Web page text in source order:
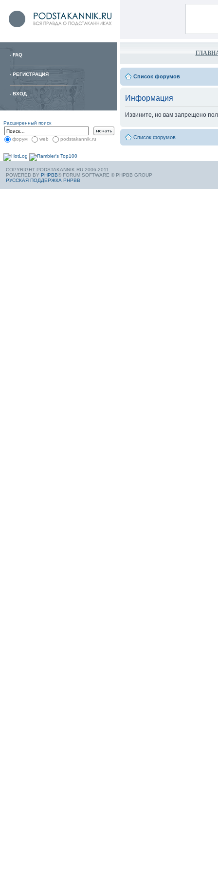
- FAQ
- РЕГИСТРАЦИЯ
- ВХОД
Расширенный поиск
форум web podstakannik.ru
Список форумов
Информация
Извините, но вам запрещено
Список форумов
COPYRIGHT PODSTAKANNIK.RU 2006-2011.
POWERED BY PHPBB® FORUM SOFTWARE © PHPBB GROUP
РУССКАЯ ПОДДЕРЖКА PHPBB